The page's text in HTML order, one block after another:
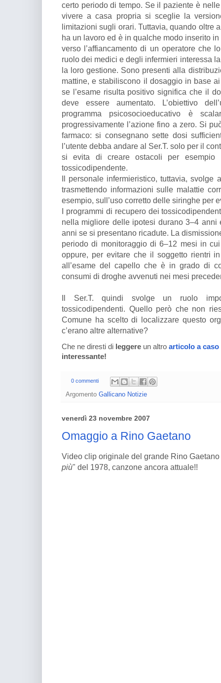
certo periodo di tempo. Se il paziente è
vivere a casa propria si sceglie la
limitazioni sugli orari. Tuttavia, quando oltre
ha un lavoro ed è in qualche modo inserito
verso l’affiancamento di un operatore che
ruolo dei medici e degli infermieri interessa
la loro gestione. Sono presenti alla
mattine, e stabiliscono il dosaggio in base
se l’esame risulta positivo significa che il
deve essere aumentato. L’obiettivo
programma psicosocioeducativo è
progressivamente l’azione fino a zero. Si
farmaco: si consegnano sette dosi
l’utente debba andare al Ser.T. solo per il
si evita di creare ostacoli per esempio
tossicodipendente.
Il personale infermieristico, tuttavia,
trasmettendo informazioni sulle malattie
esempio, sull’uso corretto delle siringhe per
I programmi di recupero dei
nella migliore delle ipotesi durano 3–4
anni se si presentano ricadute. La
periodo di monitoraggio di 6–12 mesi in
oppure, per evitare che il soggetto rientri
all’esame del capello che è in grado di
consumi di droghe avvenuti nei mesi
Il Ser.T. quindi svolge un ruolo
tossicodipendenti. Quello però che non
Comune ha scelto di localizzare questo
c’erano altre alternative?
Che ne diresti di leggere un altro articolo a caso
interessante!
0 commenti
Argomento Gallicano Notizie
venerdì 23 novembre 2007
Omaggio a Rino Gaetano
Video clip originale del grande Rino
più" del 1978, canzone ancora attuale!!